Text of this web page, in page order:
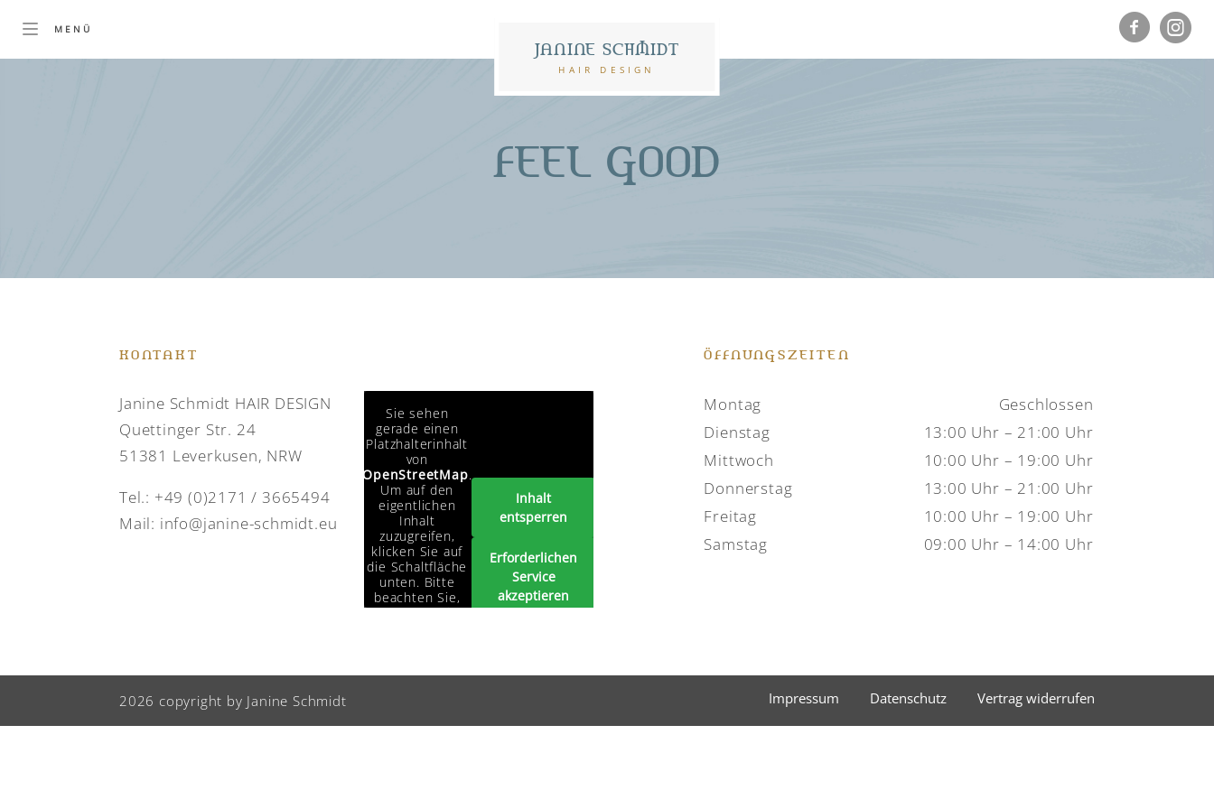
JANINE SCHMIDT
HAIR DESIGN
FEEL GOOD
KONTAKT
Janine Schmidt HAIR DESIGN
Quettinger Str. 24
51381 Leverkusen, NRW
Tel.: +49 (0)2171 / 3665494
Mail: info@janine-schmidt.eu
Sie sehen
gerade einen
Platzhalterinhalt
von
OpenStreetMap.
Um auf den
eigentlichen
Inhalt
zuzugreifen,
klicken Sie auf
die Schaltfläche
unten. Bitte
beachten Sie,
dass dabei
werden.
Inhalt
entsperren
Erforderlichen
Service
akzeptieren
ÖFFNUNGSZEITEN
Montag
Geschlossen
Dienstag
13:00 Uhr – 21:00 Uhr
Mittwoch
10:00 Uhr – 19:00 Uhr
Donnerstag
13:00 Uhr – 21:00 Uhr
Freitag
10:00 Uhr – 19:00 Uhr
Samstag
09:00 Uhr – 14:00 Uhr
2026 copyright by Janine Schmidt Impressum Datenschutz Vertrag widerrufen